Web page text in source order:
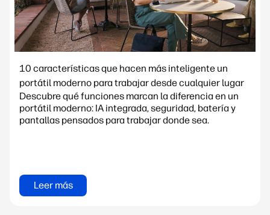
10 características que hacen más inteligente un
portátil moderno para trabajar desde cualquier lugar
Descubre qué funciones marcan la diferencia en un
portátil moderno: IA integrada, seguridad, batería y
pantallas pensados para trabajar donde sea.
Leer más